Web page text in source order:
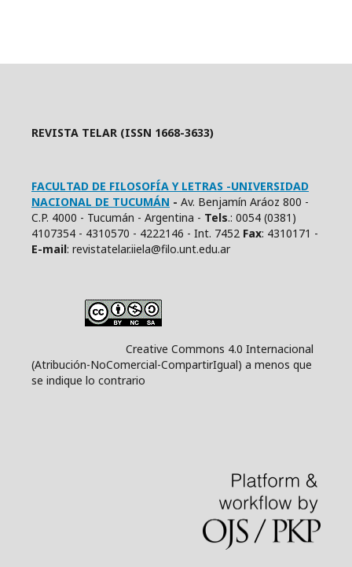
REVISTA TELAR (ISSN 1668-3633)
FACULTAD DE FILOSOFÍA Y LETRAS -UNIVERSIDAD
NACIONAL DE TUCUMÁN - Av. Benjamín Aráoz 800 -
C.P. 4000 - Tucumán - Argentina - Tels.: 0054 (0381)
4107354 - 4310570 - 4222146 - Int. 7452 Fax: 4310171 -
E-mail: revistatelar.iiela@filo.unt.edu.ar
Creative Commons 4.0 Internacional
(Atribución-NoComercial-CompartirIgual) a menos que
se indique lo contrario